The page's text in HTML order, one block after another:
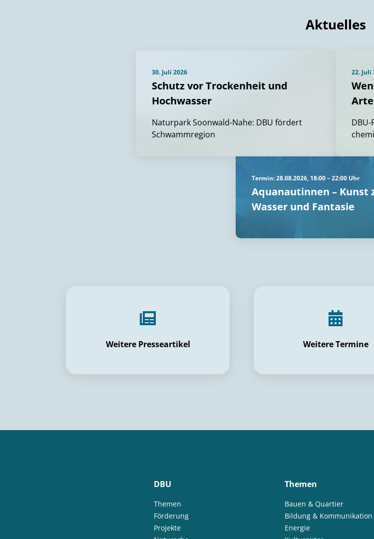
Aktuelles
30. Juli 2026
Schutz vor Trockenheit und
Hochwasser
Naturpark Soonwald-Nahe: DBU fördert
Schwammregion
22. Juli
Termin: 28.08.2026, 18:00 – 22:00 Uhr
Aquanautinnen – Kunst
Wasser und Fantasie
Weitere Presseartikel Weitere Termine
DBU
Themen
Förderung
Projekte
Themen
Bauen & Quartier
Bildung & Kommunikation
Energie